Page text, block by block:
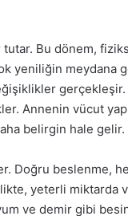
tutar. Bu dönem,
yeniliğin meydana
Annenin vücut
belirgin hale gelir.
Doğru beslenme,
yeterli miktarda
ve demir gibi